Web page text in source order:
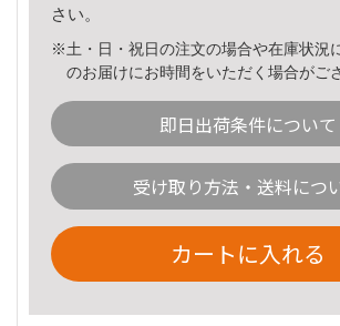
さい。
※土・日・祝日の注文の場合や在庫状況
のお届けにお時間をいただく場合がご
即日出荷条件について
受け取り方法・送料につ
カートに入れる